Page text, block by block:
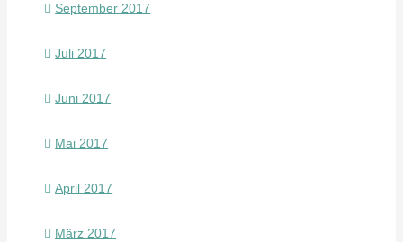
September 2017
Juli 2017
Juni 2017
Mai 2017
April 2017
März 2017